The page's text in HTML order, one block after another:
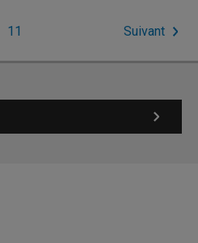
11 Suivant